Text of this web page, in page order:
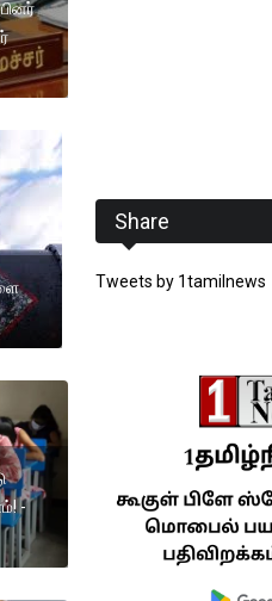
-
Share
Tweets by 1tamilnews